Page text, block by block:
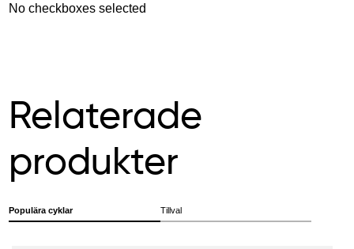
No checkboxes selected
Relaterade
produkter
Populära cyklar Tillval